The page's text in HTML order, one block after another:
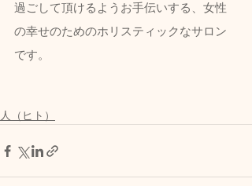
過ごして頂けるようお手伝いする、女性
の幸せのためのホリスティックなサロン
です。
人（ヒト）